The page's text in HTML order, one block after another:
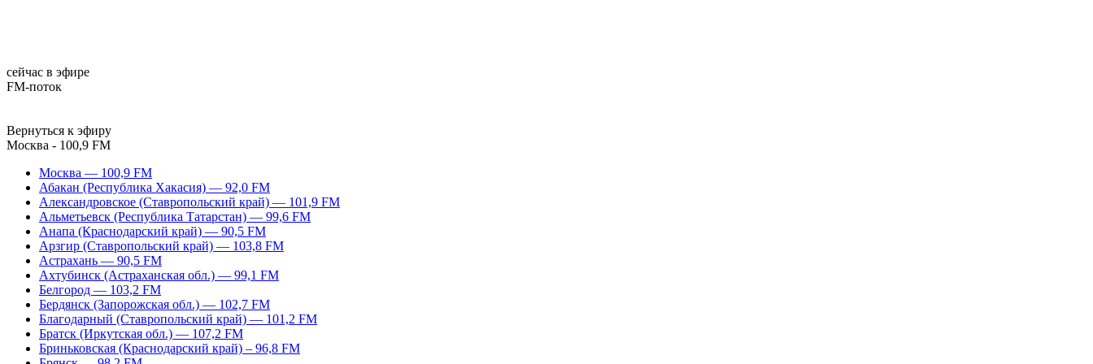
сейчас в эфире
FM-поток
Вернуться к эфиру
Москва - 100,9 FM
Москва — 100,9 FM
Абакан (Республика Хакасия) — 92,0 FM
Александровское (Ставропольский край) — 101,9 FM
Альметьевск (Республика Татарстан) — 99,6 FM
Анапа (Краснодарский край) — 90,5 FM
Арзгир (Ставропольский край) — 103,8 FM
Астрахань — 90,5 FM
Ахтубинск (Астраханская обл.) — 99,1 FM
Белгород — 103,2 FM
Бердянск (Запорожская обл.) — 102,7 FM
Благодарный (Ставропольский край) — 101,2 FM
Братск (Иркутская обл.) — 107,2 FM
Бриньковская (Краснодарский край) – 96,8 FM